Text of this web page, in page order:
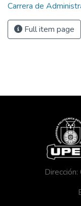
Carrera de
Full item page